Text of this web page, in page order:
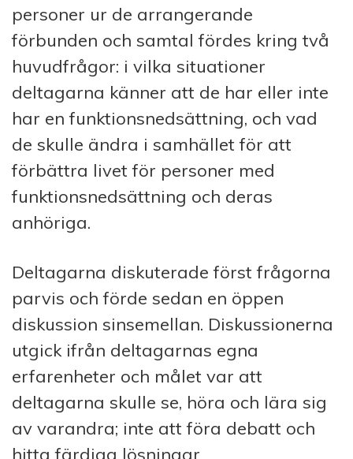
personer ur de arrangerande
förbunden och samtal fördes kring två
huvudfrågor: i vilka situationer
deltagarna känner att de har eller inte
har en funktionsnedsättning, och vad
de skulle ändra i samhället för att
förbättra livet för personer med
funktionsnedsättning och deras
anhöriga.
Deltagarna diskuterade först frågorna
parvis och förde sedan en öppen
diskussion sinsemellan. Diskussionerna
utgick ifrån deltagarnas egna
erfarenheter och målet var att
deltagarna skulle se, höra och lära sig
av varandra; inte att föra debatt och
hitta färdiga lösningar